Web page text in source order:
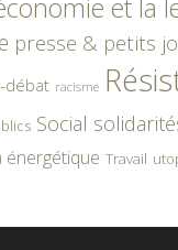
et la
presse & petits
débat racisme
Social
énergétique Travail